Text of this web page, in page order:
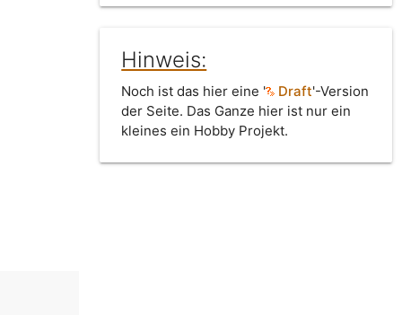
Hinweis:
Noch ist das hier eine ' Draft'-Version
der Seite. Das Ganze hier ist nur ein
kleines ein Hobby Projekt.